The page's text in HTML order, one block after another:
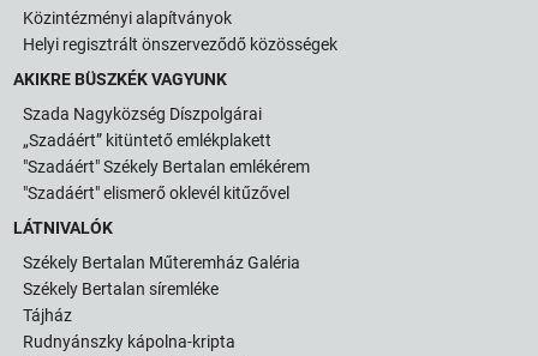
Közintézményi alapítványok
Helyi regisztrált önszerveződő közösségek
AKIKRE BÜSZKÉK VAGYUNK
Szada Nagyközség Díszpolgárai
„Szadáért” kitüntető emlékplakett
"Szadáért" Székely Bertalan emlékérem
"Szadáért" elismerő oklevél kitűzővel
LÁTNIVALÓK
Székely Bertalan Műteremház Galéria
Székely Bertalan síremléke
Tájház
Rudnyánszky kápolna-kripta